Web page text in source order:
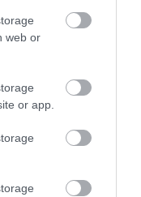
web or
or app.
The First